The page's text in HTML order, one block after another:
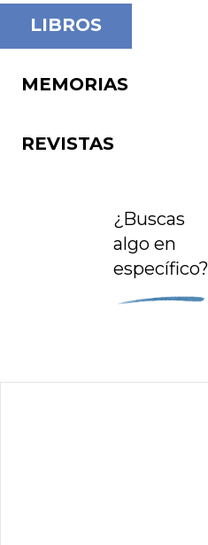
LIBROS
MEMORIAS
REVISTAS
¿Buscas
algo en
específico?